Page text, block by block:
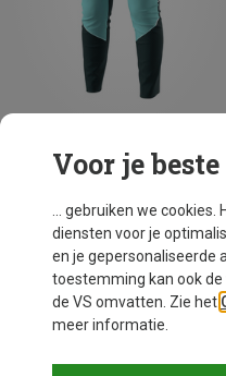
Dames Traverse DST Broek
€ 119,95
S M L
Voor je
... gebruiken we
diensten voor je
en je gepersonaliseerde
toestemming kan ook
de VS omvatten. Zie het
meer informatie.